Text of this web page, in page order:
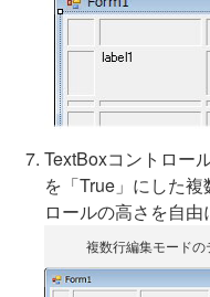
TextBoxコントロー
を「True」にした
ロールの高さを自由
複数行編集モード